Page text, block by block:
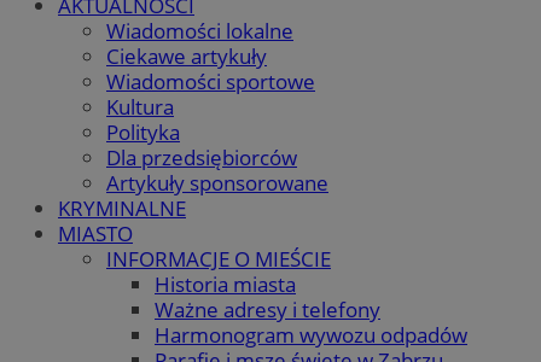
Wiadomości lokalne
Ciekawe artykuły
Wiadomości sportowe
Kultura
Polityka
Dla przedsiębiorców
Artykuły sponsorowane
KRYMINALNE
MIASTO
INFORMACJE O MIEŚCIE
Historia miasta
Ważne adresy i telefony
Harmonogram wywozu odpadów